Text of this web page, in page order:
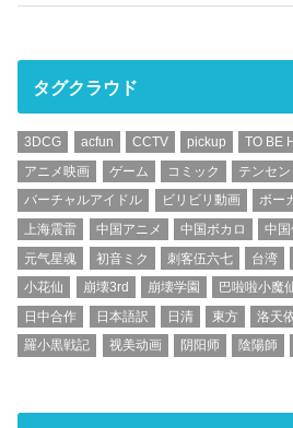
タグクラウド
3DCG acfun CCTV pickup TO BE
アニメ映画
ゲーム コミック テンセン
バーチャルアイドル
ビリビリ動画 ボー
上海震雷
中国アニメ 中国ボカロ 中
元气星魂
初音ミク 刺客伍六七 台湾
小花仙
崩壊3rd 崩壊学園 巴啦啦小魔
日中合作
日本語訳 日清 東方 洛天
羅小黒戦記
视美动画 阴阳师 陰陽師